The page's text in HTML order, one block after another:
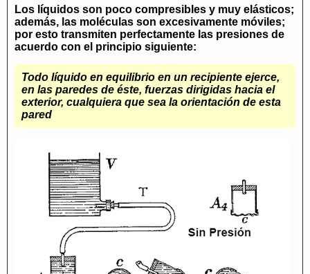
Los líquidos son poco compresibles y muy elásticos;
además, las moléculas son excesivamente móviles;
por esto transmiten perfectamente las presiones de
acuerdo con el principio siguiente:
Todo líquido en equilibrio en un recipiente ejerce,
en las paredes de éste, fuerzas dirigidas hacia el
exterior, cualquiera que sea la orientación de esta
pared